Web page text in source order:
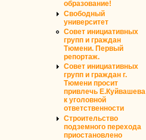
образование!
Свободный
университет
Совет инициативных
групп и граждан
Тюмени. Первый
репортаж.
Совет инициативных
групп и граждан г.
Тюмени просит
привлечь Е.Куйвашева
к уголовной
ответственности
Строительство
подземного перехода
приостановлено